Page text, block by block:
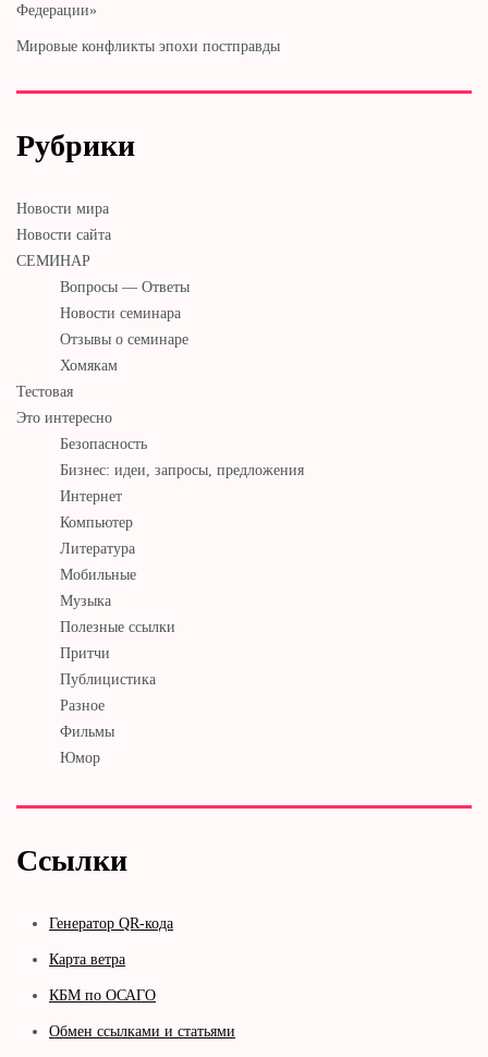
Федерации»
Мировые конфликты эпохи постправды
Рубрики
Новости мира
Новости сайта
СЕМИНАР
Вопросы — Ответы
Новости семинара
Отзывы о семинаре
Хомякам
Тестовая
Это интересно
Безопасность
Бизнес: идеи, запросы, предложения
Интернет
Компьютер
Литература
Мобильные
Музыка
Полезные ссылки
Притчи
Публицистика
Разное
Фильмы
Юмор
Ссылки
Генератор QR-кода
Карта ветра
КБМ по ОСАГО
Обмен ссылками и статьями